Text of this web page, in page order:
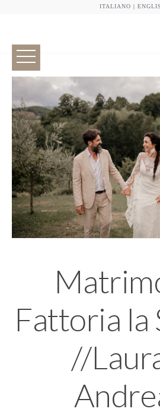
ITALIANO |
Fattoria la
//